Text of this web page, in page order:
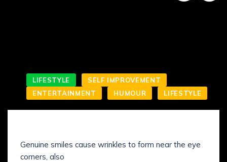
LIFESTYLE
SELF IMPROVEMENT
ENTERTAINMENT
HUMOUR LIFESTYLE
Genuine smiles cause wrinkles to form near the eye
corners, also